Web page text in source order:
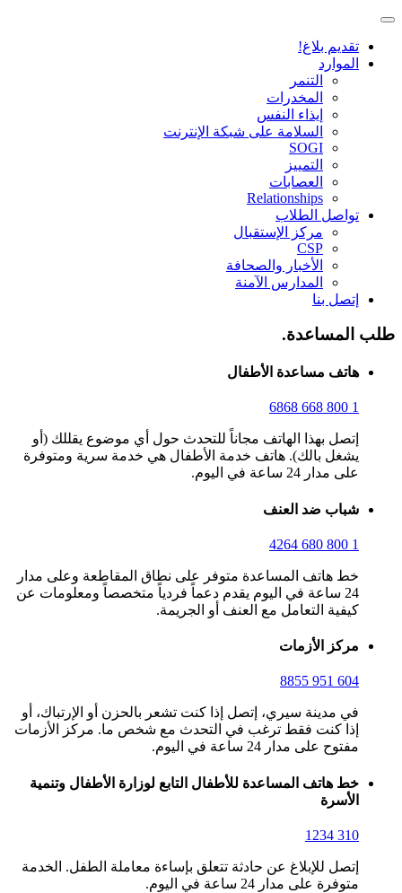
تقديم بلاغ!
الموارد
التنمر
المخدرات
إيذاء النفس
السلامة على شبكة الإنترنت
SOGI
التمييز
العصابات
Relationships
تواصل الطلاب
مركز الإستقبال
CSP
الأخبار والصحافة
المدارس الآمنة
إتصل بنا
طلب المساعدة.
هاتف مساعدة الأطفال
1 800 668 6868
إتصل بهذا الهاتف مجاناً للتحدث حول أي موضوع يقللك (أو
يشغل بالك). هاتف خدمة الأطفال هي خدمة سرية ومتوفرة
على مدار 24 ساعة في اليوم.
شباب ضد العنف
1 800 680 4264
خط هاتف المساعدة متوفر على نطاق المقاطعة وعلى مدار
24 ساعة في اليوم يقدم دعماً فردياً متخصصاً ومعلومات عن
كيفية التعامل مع العنف أو الجريمة.
مركز الأزمات
604 951 8855
في مدينة سيري، إتصل إذا كنت تشعر بالحزن أو الإرتباك، أو
إذا كنت فقط ترغب في التحدث مع شخص ما. مركز الأزمات
مفتوح على مدار 24 ساعة في اليوم.
خط هاتف المساعدة للأطفال التابع لوزارة الأطفال وتنمية
الأسرة
310 1234
إتصل للإبلاغ عن حادثة تتعلق بإساءة معاملة الطفل. الخدمة
متوفرة على مدار 24 ساعة في اليوم.